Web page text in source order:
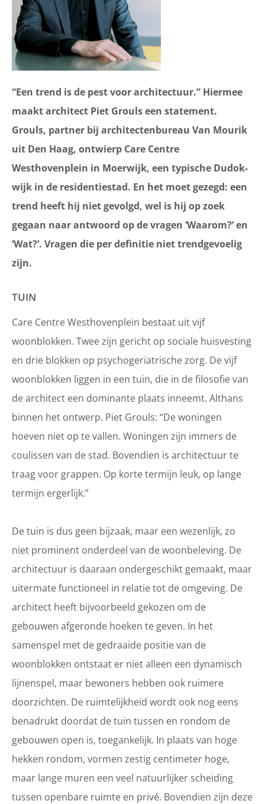
“Een trend is de pest voor architectuur.” Hiermee
maakt architect Piet Grouls een statement.
Grouls, partner bij architectenbureau Van Mourik
uit Den Haag, ontwierp Care Centre
Westhovenplein in Moerwijk, een typische Dudok-
wijk in de residentiestad. En het moet gezegd: een
trend heeft hij niet gevolgd, wel is hij op zoek
gegaan naar antwoord op de vragen ‘Waarom?’ en
‘Wat?’. Vragen die per definitie niet trendgevoelig
zijn.
TUIN
Care Centre Westhovenplein bestaat uit vijf
woonblokken. Twee zijn gericht op sociale huisvesting
en drie blokken op psychogeriatrische zorg. De vijf
woonblokken liggen in een tuin, die in de filosofie van
de architect een dominante plaats inneemt. Althans
binnen het ontwerp. Piet Grouls: “De woningen
hoeven niet op te vallen. Woningen zijn immers de
coulissen van de stad. Bovendien is architectuur te
traag voor grappen. Op korte termijn leuk, op lange
termijn ergerlijk.”
De tuin is dus geen bijzaak, maar een wezenlijk, zo
niet prominent onderdeel van de woonbeleving. De
architectuur is daaraan ondergeschikt gemaakt, maar
uitermate functioneel in relatie tot de omgeving. De
architect heeft bijvoorbeeld gekozen om de
gebouwen afgeronde hoeken te geven. In het
samenspel met de gedraaide positie van de
woonblokken ontstaat er niet alleen een dynamisch
lijnenspel, maar bewoners hebben ook ruimere
doorzichten. De ruimtelijkheid wordt ook nog eens
benadrukt doordat de tuin tussen en rondom de
gebouwen open is, toegankelijk. In plaats van hoge
hekken rondom, vormen zestig centimeter hoge,
maar lange muren een veel natuurlijker scheiding
tussen openbare ruimte en privé. Bovendien zijn deze